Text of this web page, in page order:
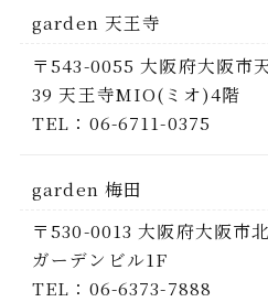
garden 天王寺
〒543-0055 大阪府大阪市
39 天王寺MIO(ミオ)4階
TEL：06-6711-0375
garden 梅田
〒530-0013 大阪府大阪市
ガーデンビル1F
TEL：06-6373-7888